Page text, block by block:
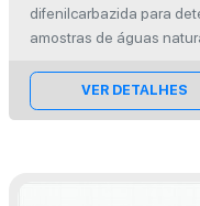
difenilcarbazida para
amostras de águas
VER DETALHES